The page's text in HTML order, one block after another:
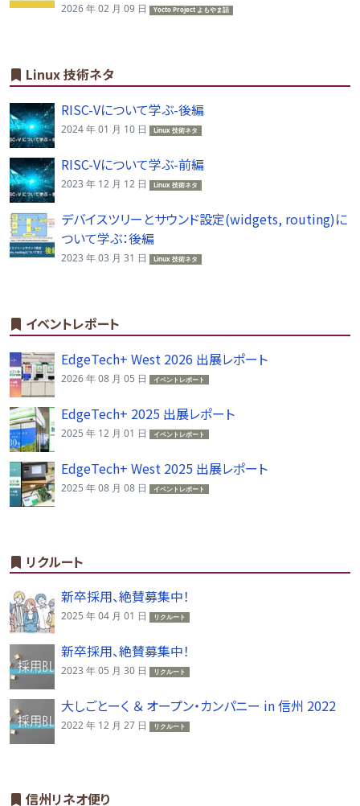
2026 年 02 月 09 日 Yocto Project よもやま話
Linux 技術ネタ
RISC-Vについて学ぶ-後編
2024 年 01 月 10 日 Linux 技術ネタ
RISC-Vについて学ぶ-前編
2023 年 12 月 12 日 Linux 技術ネタ
デバイスツリーとサウンド設定(widgets, routing)に
ついて学ぶ：後編
2023 年 03 月 31 日 Linux 技術ネタ
イベントレポート
EdgeTech+ West 2026 出展レポート
2026 年 08 月 05 日 イベントレポート
EdgeTech+ 2025 出展レポート
2025 年 12 月 01 日 イベントレポート
EdgeTech+ West 2025 出展レポート
2025 年 08 月 08 日 イベントレポート
リクルート
新卒採用、絶賛募集中！
2025 年 04 月 01 日 リクルート
新卒採用、絶賛募集中！
2023 年 05 月 30 日 リクルート
大しごとーく ＆ オープン・カンパニー in 信州 2022
2022 年 12 月 27 日 リクルート
信州リネオ便り